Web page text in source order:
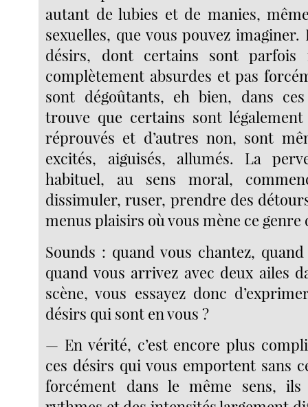
autant de lubies et de manies,
sexuelles, que vous pouvez
désirs, dont certains sont parfois
complètement absurdes et pas
sont dégoûtants, eh bien, dans
trouve que certains sont
réprouvés et d’autres non, sont
excités, aiguisés, allumés. La
habituel, au sens moral,
dissimuler, ruser, prendre des
menus plaisirs où vous mène ce genre
Sounds : quand vous chantez,
quand vous arrivez avec deux ailes
scène, vous essayez donc
désirs qui sont en vous ?
— En vérité, c’est encore plus
ces désirs qui vous emportent sans
forcément dans le même sens,